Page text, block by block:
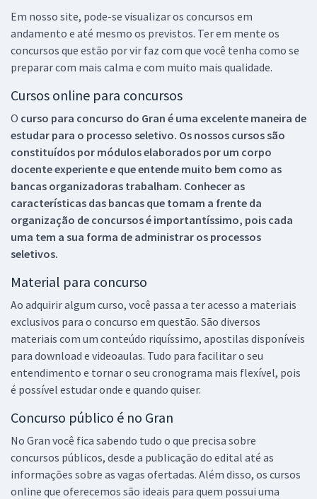
Em nosso site, pode-se visualizar os concursos em
andamento e até mesmo os previstos. Ter em mente os
concursos que estão por vir faz com que você tenha como se
preparar com mais calma e com muito mais qualidade.
Cursos online para concursos
O curso para concurso do Gran é uma excelente maneira de
estudar para o processo seletivo. Os nossos cursos são
constituídos por módulos elaborados por um corpo
docente experiente e que entende muito bem como as
bancas organizadoras trabalham. Conhecer as
características das bancas que tomam a frente da
organização de concursos é importantíssimo, pois cada
uma tem a sua forma de administrar os processos
seletivos.
Material para concurso
Ao adquirir algum curso, você passa a ter acesso a materiais
exclusivos para o concurso em questão. São diversos
materiais com um conteúdo riquíssimo, apostilas disponíveis
para download e videoaulas. Tudo para facilitar o seu
entendimento e tornar o seu cronograma mais flexível, pois
é possível estudar onde e quando quiser.
Concurso público é no Gran
No Gran você fica sabendo tudo o que precisa sobre
concursos públicos, desde a publicação do edital até as
informações sobre as vagas ofertadas. Além disso, os cursos
online que oferecemos são ideais para quem possui uma